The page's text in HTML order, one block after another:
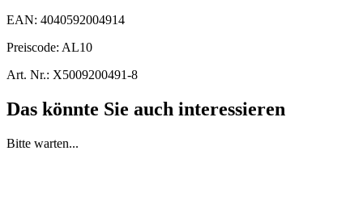
EAN: 4040592004914
Preiscode: AL10
Art. Nr.: X5009200491-8
Das könnte Sie auch interessieren
Bitte warten...